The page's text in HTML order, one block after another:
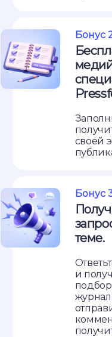
Бонус
своей
Бонус
и
теме.